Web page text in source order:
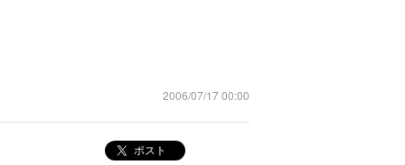
2006/07/17 00:00
ポスト